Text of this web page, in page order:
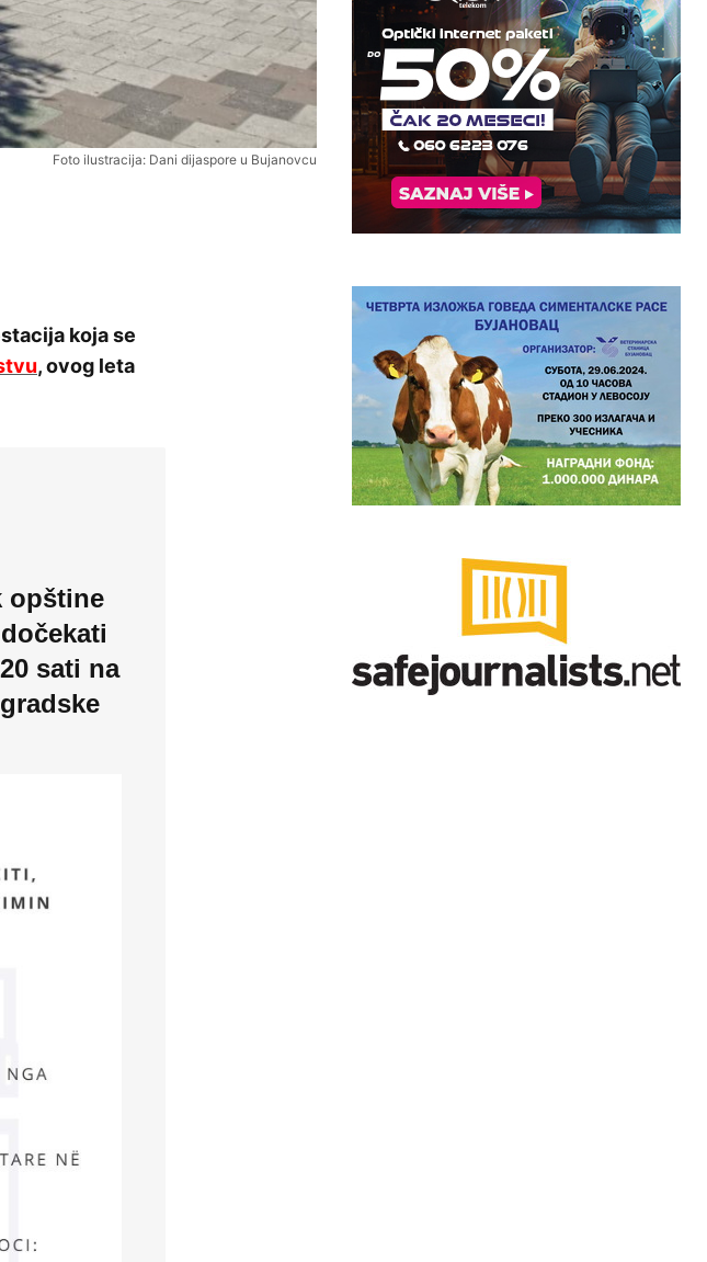
Foto ilustracija: Dani dijaspore u Bujanovcu
koja se
, ovog leta
opštine
sati na